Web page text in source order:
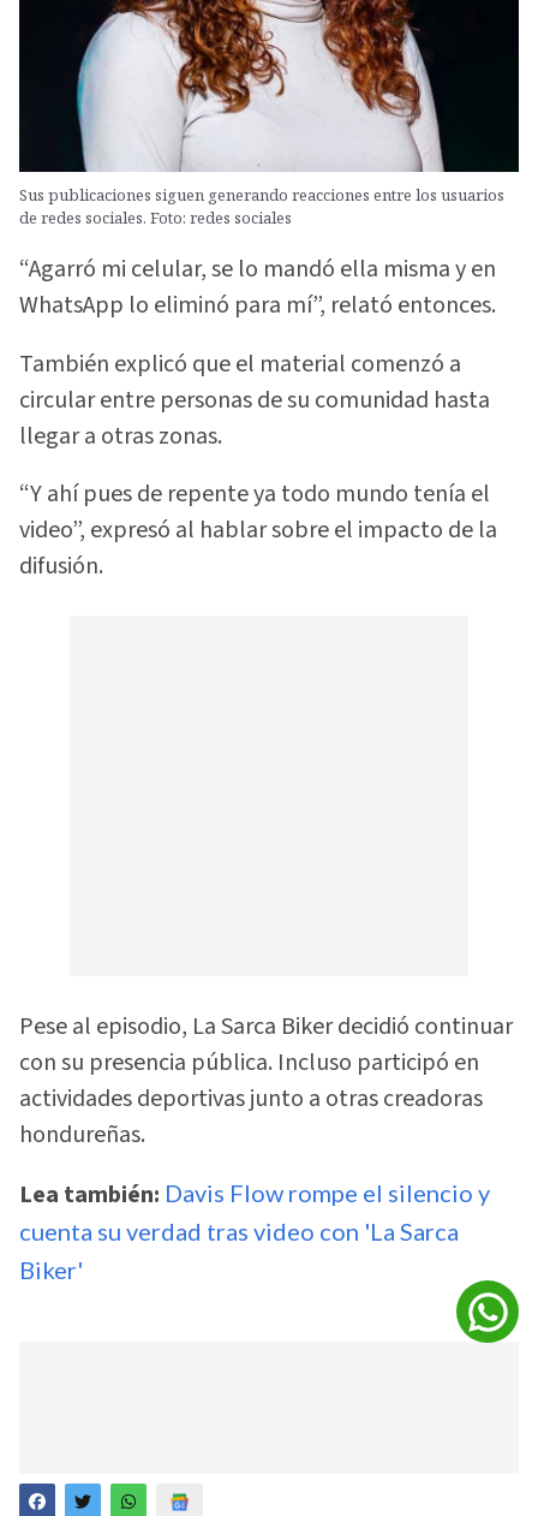
Sus publicaciones siguen generando reacciones entre los usuarios
de redes sociales. Foto: redes sociales
“Agarró mi celular, se lo mandó ella misma y en
WhatsApp lo eliminó para mí”, relató entonces.
También explicó que el material comenzó a
circular entre personas de su comunidad hasta
llegar a otras zonas.
“Y ahí pues de repente ya todo mundo tenía el
video”, expresó al hablar sobre el impacto de la
difusión.
Pese al episodio, La Sarca Biker decidió continuar
con su presencia pública. Incluso participó en
actividades deportivas junto a otras creadoras
hondureñas.
Lea también: Davis Flow rompe el silencio y
cuenta su verdad tras video con 'La Sarca
Biker'